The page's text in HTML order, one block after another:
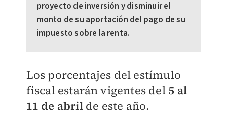
proyecto de inversión y disminuir el
monto de su aportación del pago de su
impuesto sobre la renta.
Los porcentajes del estímulo
fiscal estarán vigentes del 5 al
11 de abril de este año.